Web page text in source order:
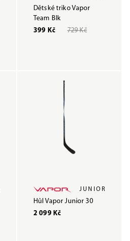
Dětské triko Vapor
Team Blk
399 Kč
729 Kč
JUNIOR
Hůl Vapor Junior 30
2 099 Kč